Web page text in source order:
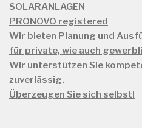
SOLARANLAGEN
PRONOVO registered
Wir bieten Planung und
für private, wie auch
Wir unterstützen Sie
zuverlässig.
Überzeugen Sie sich selbst!